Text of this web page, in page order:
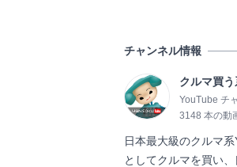
チャンネル情報
クルマ買
YouTube チ
3148 本の動
日本最大級のクルマ
としてクルマを買